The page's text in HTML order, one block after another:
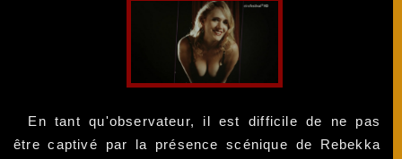
En tant qu'observateur, il est difficile de ne pas
être captivé par la présence scénique de Rebekka